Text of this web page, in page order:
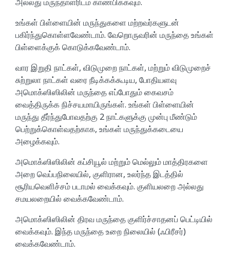
உங்கள் பிள்ளையின் மருந்துகளை மற்றவர்களுடன்
பகிர்ந்துகொள்ளவேண்டாம். வேறொருவரின் மருந்தை உங்கள்
பிள்ளைக்குக் கொடுக்கவேண்டாம்.
வார இறுதி நாட்கள், விடுமுறை நாட்கள், மற்றும் விடுமுறைச்
சுற்றுலா நாட்கள் வரை நீடிக்கக்கூடிய, போதியளவு
அமொக்ஸிஸிலின் மருந்தை எப்போதும் கைவசம்
வைத்திருக்க நிச்சயமாயிருங்கள். உங்கள் பிள்ளையின்
மருந்து தீர்ந்துபோவதற்கு 2 நாட்களுக்கு முன்பு மீண்டும்
பெற்றுக்கொள்வதற்காக, உங்கள் மருந்துக்கடையை
அழைக்கவும்.
அமொக்ஸிஸிலின் கப்சியூல் மற்றும் மெல்லும் மாத்திரகளை
அறை வெப்பநிலையில், குளிரான, உலர்ந்த இடத்தில்
சூரியவெளிச்சம் படாமல் வைக்கவும். குளியலறை அல்லது
சமயலறையில் வைக்கவேண்டாம்.
அமொக்ஸிஸிலின் திரவ மருந்தை குளிர்ச்சாதனப் பெட்டியில்
வைக்கவும். இந்த மருந்தை உறை நிலையில் (ஃபிரீசர்)
வைக்கவேண்டாம்.